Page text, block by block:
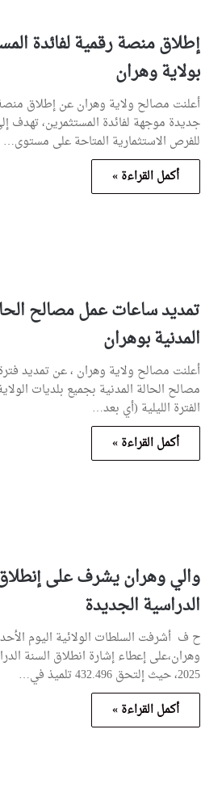
إطلاق منصة رقمية لفائدة
بولاية وهران
أعلنت مصالح ولاية وهران عن إطلاق
جديدة موجهة لفائدة المستثمرين، تهدف
للفرص الاستثمارية المتاحة على مستوى…
أكمل القراءة »
تمديد ساعات عمل مصالح
المدنية بوهران
أعلنت مصالح ولاية وهران ، عن تمديد
مصالح الحالة المدنية بجميع بلديات
الفترة الليلية (أي بعد…
أكمل القراءة »
والي وهران يشرف على
الدراسية الجديدة
ح ف أشرفت السلطات الولائية اليوم الأحد
2025، حيث إلتحق 432.496 تلميذ في…
أكمل القراءة »